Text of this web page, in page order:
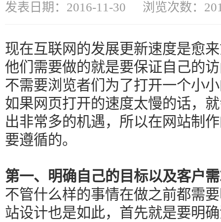
发表日期：2016-11-30 浏览次数：
现在互联网的发展更新速度是愈
他们需要做的就是要保证自己的
不需要浏览者们为了打开一个小
如果网页打开的速度太慢的话，
出非常多的机遇，所以在网站制
要遵循的。
第一、明确自己的目标以及客户
不管什么样的事情在做之前都需
站设计也是如此，首先就是要明